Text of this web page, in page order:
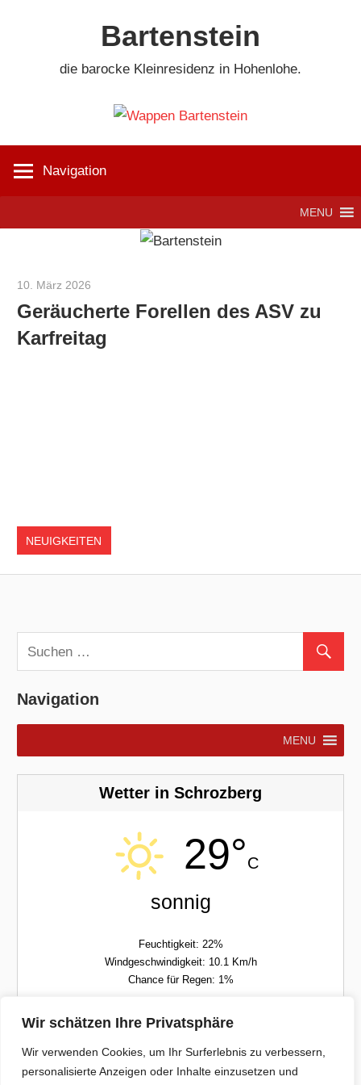
Wir schätzen Ihre Privatsphäre
Wir verwenden Cookies, um Ihr Surferlebnis zu verbessern,
personalisierte Anzeigen oder Inhalte einzusetzen und
Bartenstein
die barocke Kleinresidenz in Hohenlohe.
Navigation
MENU
10. März 2026
Geräucherte Forellen des ASV zu
Karfreitag
NEUIGKEITEN
Navigation
MENU
Wetter in Schrozberg
29°C
sonnig
Feuchtigkeit: 22%
Windgeschwindigkeit: 10.1 Km/h
Chance für Regen: 1%
Sam
12/29°C
Son
17/32°C